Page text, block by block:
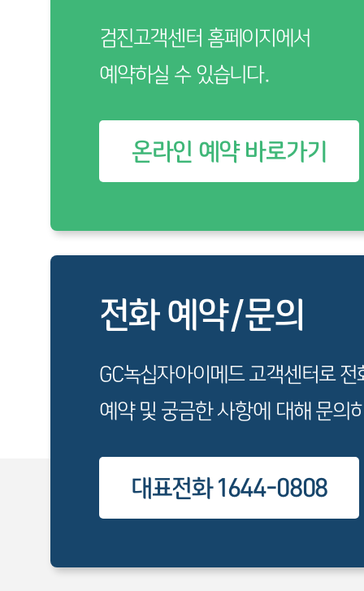
검진고객센터 홈페이지에서
예약하실 수 있습니다.
온라인 예약 바로가기
전화 예약/문의
GC녹십자아이메드 고객센터로
예약 및 궁금한 사항에 대해 문의
대표전화 1644-0808